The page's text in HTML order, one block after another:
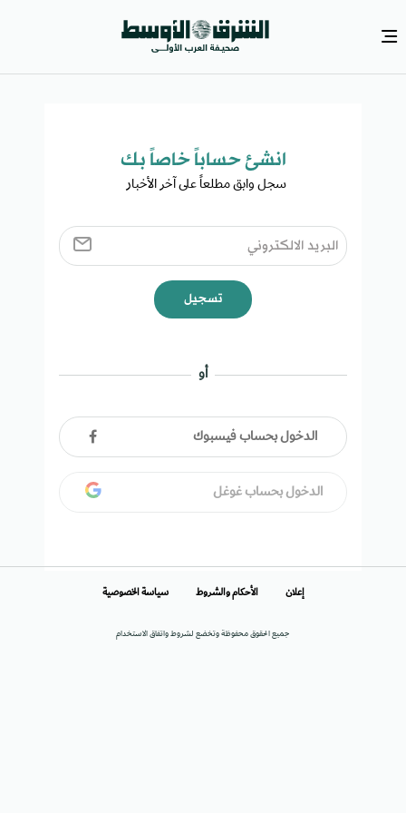
انشئ حساباً خاصاً بك​
سجل وابق مطلعاً على آخر الأخبار ​
تسجيل
أو
الدخول بحساب فيسبوك
الدخول بحساب غوغل
جميع الحقوق محفوظة وتخضع لشروط واتفاق الاستخدام
إعلان الأحكام والشروط سياسة الخصوصية